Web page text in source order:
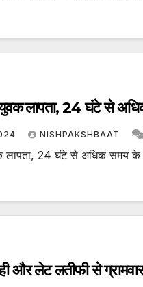
लापता, 24 घंटे से
NISHPAKSHBAAT
24 घंटे से अधिक समय के
और लेट लतीफी से